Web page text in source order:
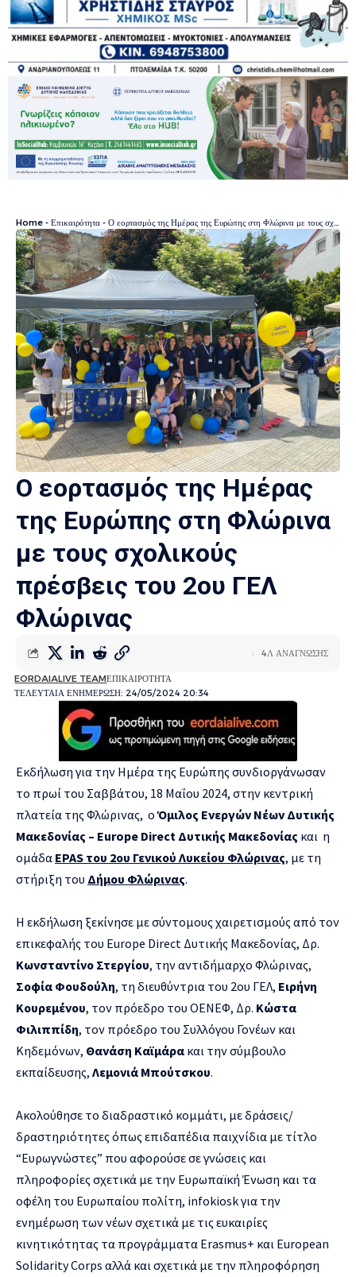
Home - Επικαιρότητα - Ο εορτασμός της Ημέρας της Ευρώπης στη Φλώρινα με τους σχολικούς πρέσβεις του 2ου ΓΕΛ Φλώρινας
Ο εορτασμός της Ημέρας
της Ευρώπης στη Φλώρινα
με τους σχολικούς
πρέσβεις του 2ου ΓΕΛ
Φλώρινας
ΤΕΛΕΥΤΑΙΑ ΕΝΗΜΕΡΩΣΗ: 24/05/2024 20:34
EORDAIALIVE TEAMΕΠΙΚΑΙΡΟΤΗΤΑ
4Λ ΑΝΑΓΝΩΣΗΣ
Εκδήλωση για την Ημέρα της Ευρώπης συνδιοργάνωσαν
το πρωί του Σαββάτου, 18 Μαΐου 2024, στην κεντρική
πλατεία της Φλώρινας, οΌμιλος Ενεργών Νέων Δυτικής
Μακεδονίας – Europe Direct Δυτικής Μακεδονίας και η
ομάδα EPAS του 2ου Γενικού Λυκείου Φλώρινας, με τη
στήριξη του Δήμου Φλώρινας.
Η εκδήλωση ξεκίνησε με σύντομους χαιρετισμούς από τον
επικεφαλής του Europe Direct Δυτικής Μακεδονίας, Δρ.
Κωνσταντίνο Στεργίου, την αντιδήμαρχο Φλώρινας,
Σοφία Φουδούλη, τη διευθύντρια του 2ου ΓΕΛ, Ειρήνη
Κουρεμένου, τον πρόεδρο του ΟΕΝΕΦ, Δρ. Κώστα
Φιλιππίδη, τον πρόεδρο του Συλλόγου Γονέων και
Κηδεμόνων, Θανάση Καϊμάρα και την σύμβουλο
εκπαίδευσης, Λεμονιά Μπούτσκου.
Ακολούθησε το διαδραστικό κομμάτι, με δράσεις/
δραστηριότητες όπως επιδαπέδια παιχνίδια με τίτλο
“Ευρωγνώστες” που αφορούσε σε γνώσεις και
πληροφορίες σχετικά με την Ευρωπαϊκή Ένωση και τα
οφέλη του Ευρωπαίου πολίτη, infokiosk για την
ενημέρωση των νέων σχετικά με τις ευκαιρίες
κινητικότητας τα προγράμματα Erasmus+ και European
Solidarity Corps αλλά και σχετικά με την πληροφόρηση